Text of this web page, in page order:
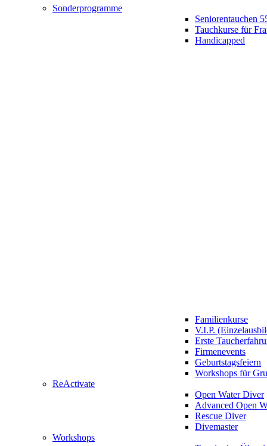
Sonderprogramme
Seniorentauchen
Tauchkurse für
Handicapped
Familienkurse
V.I.P.
Erste
Firmenevents
Geburtstagsfeiern
Workshops für
ReActivate
Open Water Diver
Advanced Open
Rescue Diver
Divemaster
Workshops